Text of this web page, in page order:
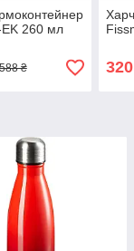
260 мл
₴ 320